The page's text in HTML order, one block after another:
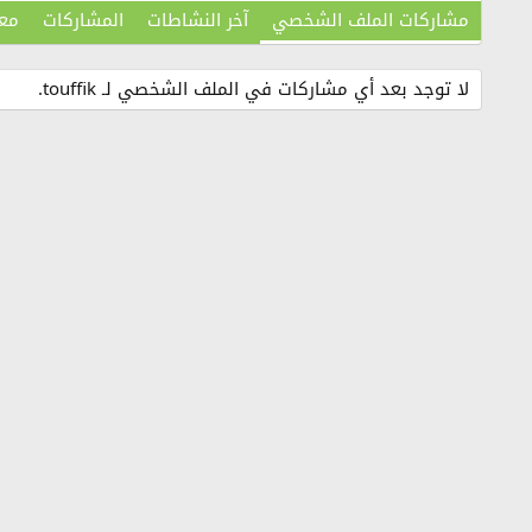
مشاركات الملف الشخصي آخر النشاطات المشاركات
لا توجد بعد أي مشاركات في الملف الشخصي لـ touffik.